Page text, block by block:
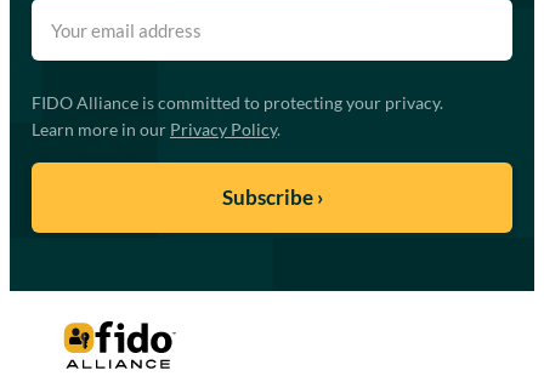
FIDO Alliance is committed to protecting your privacy.
Learn more in our Privacy Policy.